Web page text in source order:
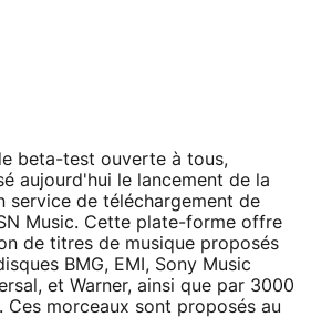
beta-test ouverte à tous,
aujourd'hui le lancement de la
service de téléchargement de
Music. Cette plate-forme offre
de titres de musique proposés
BMG, EMI, Sony Music
et Warner, ainsi que par 3000
Ces morceaux sont proposés au